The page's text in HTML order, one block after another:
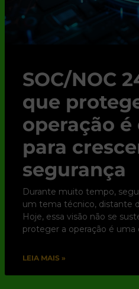
SOC/NOC
que
operação é
para
segurança
Durante muito tempo,
um tema técnico, distante
Hoje, essa visão não se
proteger a operação é uma
LEIA MAIS »